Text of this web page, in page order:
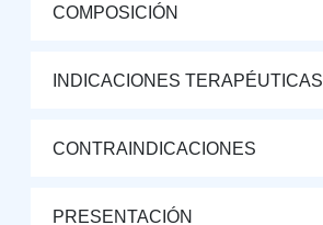
COMPOSICIÓN
INDICACIONES TERAPÉUTICAS
CONTRAINDICACIONES
PRESENTACIÓN